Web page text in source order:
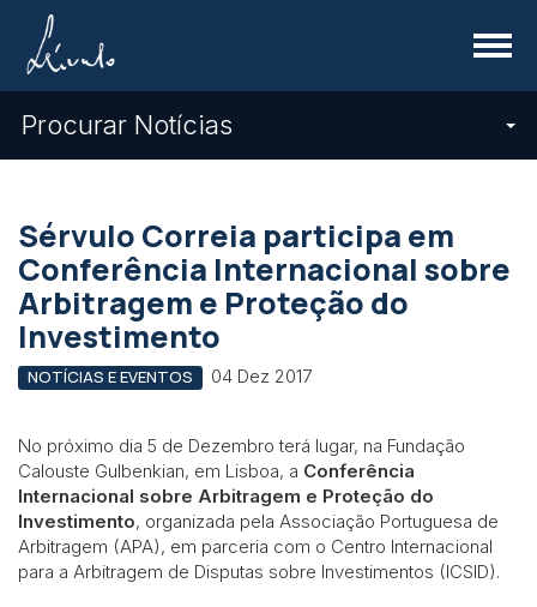
Menu
Procurar Notícias
Sérvulo Correia participa em
Conferência Internacional sobre
Arbitragem e Proteção do
Investimento
NOTÍCIAS E EVENTOS 04 Dez 2017
No próximo dia 5 de Dezembro terá lugar, na Fundação
Calouste Gulbenkian, em Lisboa, a Conferência
Internacional sobre Arbitragem e Proteção do
Investimento, organizada pela Associação Portuguesa de
Arbitragem (APA), em parceria com o Centro Internacional
para a Arbitragem de Disputas sobre Investimentos (ICSID).